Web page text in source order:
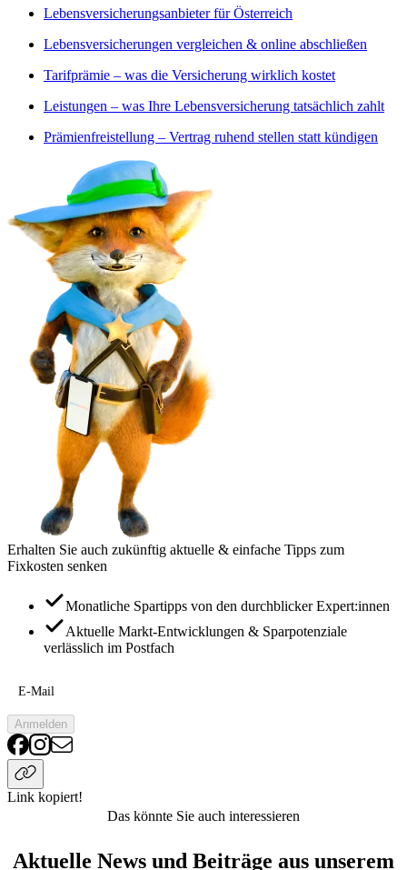
Lebensversicherungsanbieter für Österreich
Lebensversicherungen vergleichen & online abschließen
Tarifprämie – was die Versicherung wirklich kostet
Leistungen – was Ihre Lebensversicherung tatsächlich zahlt
Prämienfreistellung – Vertrag ruhend stellen statt kündigen
Erhalten Sie auch zukünftig aktuelle & einfache Tipps zum
Fixkosten senken
Monatliche Spartipps von den durchblicker Expert:innen
Aktuelle Markt-Entwicklungen & Sparpotenziale
verlässlich im Postfach
E-Mail
Anmelden
Link kopiert!
Das könnte Sie auch interessieren
Aktuelle News und Beiträge aus unserem